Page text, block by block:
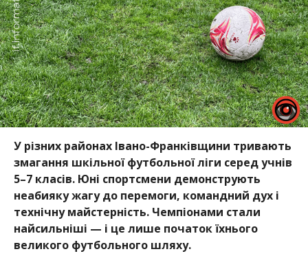
У різних районах Івано-Франківщини тривають
змагання шкільної футбольної ліги серед учнів
5–7 класів. Юні спортсмени демонструють
неабияку жагу до перемоги, командний дух і
технічну майстерність. Чемпіонами стали
найсильніші — і це лише початок їхнього
великого футбольного шляху.